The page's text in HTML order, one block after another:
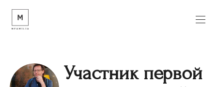
Участник первой